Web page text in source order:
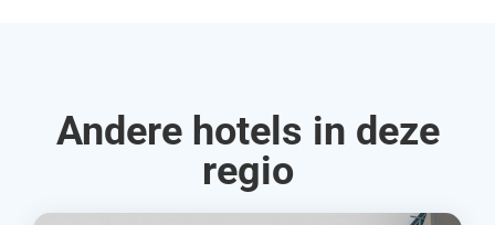
Andere hotels in deze
regio